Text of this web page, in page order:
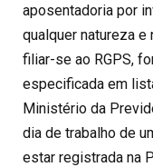
aposentadoria por
qualquer natureza
filiar-se ao RGPS,
especificada em
Ministério da
dia de trabalho de
estar registrada na